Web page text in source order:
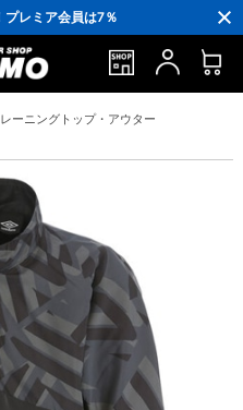
レミア会員は7％
クーポン」プレゼント！
ズケースプレゼント！
で送料無料！
ーニングトップ・アウター